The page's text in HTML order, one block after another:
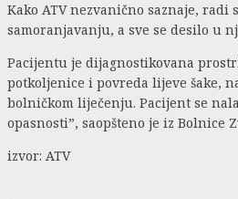
Kako ATV nezvanično saznaje, radi
samoranjavanju, a sve se desilo u
Pacijentu je dijagnostikovana
potkoljenice i povreda lijeve šake,
bolničkom liječenju. Pacijent se
opasnosti”, saopšteno je iz Bolnice
izvor: ATV